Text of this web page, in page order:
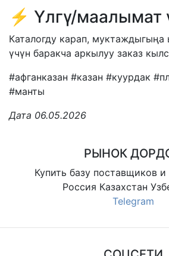
⚡️ Үлгү/маалымат
Каталогду карап,
үчүн баракча аркылуу заказ
#афганказан #казан #куурдак
#манты
Дата 06.05.2026
РЫНОК
Купить базу поставщиков и
Россия Казахстан
Telegram